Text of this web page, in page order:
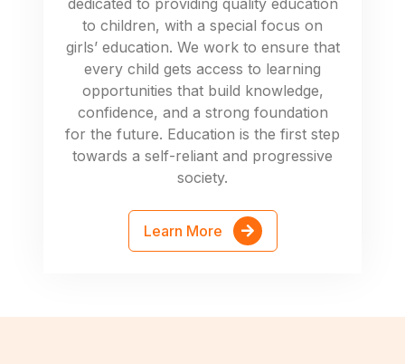
to children, with a special focus on
girls’ education. We work to ensure that
every child gets access to learning
opportunities that build knowledge,
confidence, and a strong foundation
for the future. Education is the first step
towards a self-reliant and progressive
society.
Learn More